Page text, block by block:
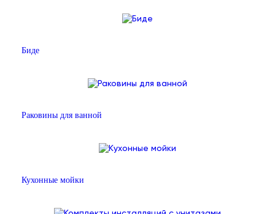
Биде
Раковины для ванной
Кухонные мойки